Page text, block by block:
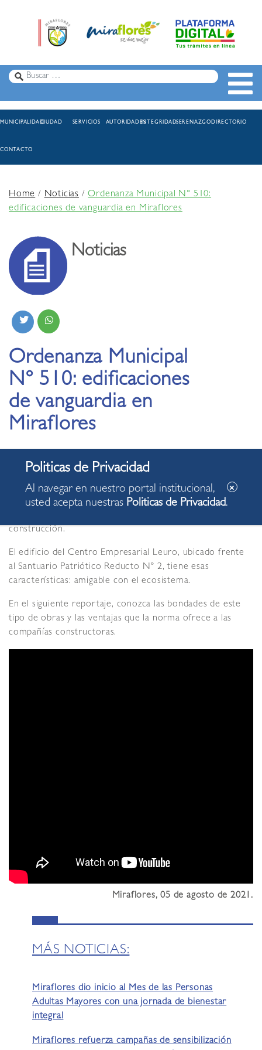
MUNICIPALIDADCIUDAD SERVICIOS AUTORIDADESINTEGRIDADSERENAZGODIRECTORIO
CONTACTO
Home/Noticias /Ordenanza Municipal N° 510:
edificaciones de vanguardia en Miraflores
Noticias
Ordenanza Municipal
N° 510: edificaciones
de vanguardia en
Miraflores
05.08.2021
La Ordenanza Municipal N° 510 regula y promueve
proyectos de edificios sustentables, con la finalidad de
construcción.
El edificio del Centro Empresarial Leuro, ubicado frente
al Santuario Patriótico Reducto N° 2, tiene esas
características: amigable con el ecosistema.
En el siguiente reportaje, conozca las bondades de este
tipo de obras y las ventajas que la norma ofrece a las
compañías constructoras.
Miraflores, 05 de agosto de 2021.
MÁS NOTICIAS:
Miraflores dio inicio al Mes de las Personas
Adultas Mayores con una jornada de bienestar
integral
Miraflores refuerza campañas de sensibilización
Al navegar en nuestro portal institucional,
usted acepta nuestras Politicas de Privacidad.